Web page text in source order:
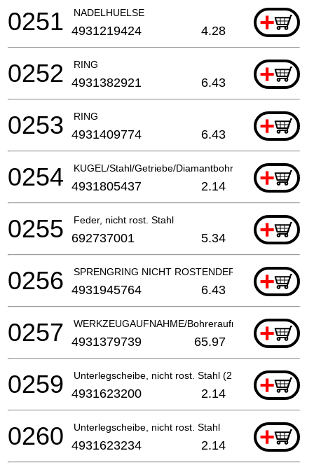
NADELHUELSE +
0251 4931219424 4.28
RING +
0252 4931382921 6.43
RING +
0253 4931409774 6.43
KUGEL/Stahl/Getriebe/Diamantbohrmaschine
+
0254 4931805437 2.14
Feder, nicht rost. Stahl +
0255 692737001 5.34
SPRENGRING NICHT ROSTENDER STAHL
+
0256 4931945764 6.43
WERKZEUGAUFNAHME/Bohreraufnahme+
0257 4931379739 65.97
Unterlegscheibe, nicht rost. Stahl (2 benötigt)
+
0259 4931623200 2.14
Unterlegscheibe, nicht rost. Stahl +
0260 4931623234 2.14